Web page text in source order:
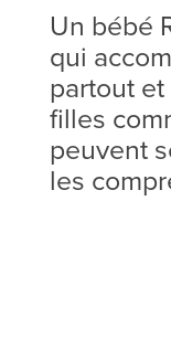
Un bébé
qui
partout
filles
peuvent
les